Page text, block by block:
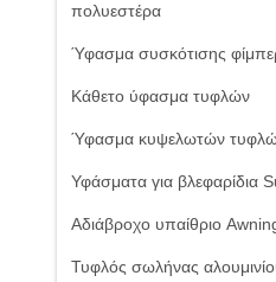
πολυεστέρα
Ύφασμα συσκότισης
Κάθετο ύφασμα τυφλών
Ύφασμα κυψελωτών
Υφάσματα για βλεφαρίδια
Αδιάβροχο υπαίθριο
Τυφλός σωλήνας